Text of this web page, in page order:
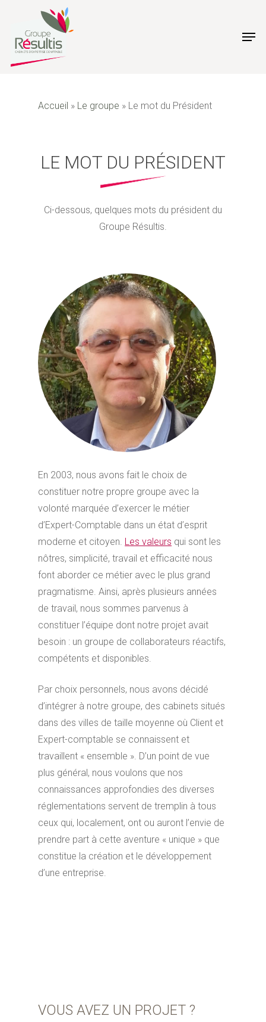
main
Accueil » Le groupe » Le mot du Président
LE MOT DU PRÉSIDENT
Ci-dessous, quelques mots du président du
Groupe Résultis.
En 2003, nous avons fait le choix de
constituer notre propre groupe avec la
volonté marquée d’exercer le métier
d’Expert-Comptable dans un état d’esprit
moderne et citoyen. Les valeurs qui sont les
nôtres, simplicité, travail et efficacité nous
font aborder ce métier avec le plus grand
pragmatisme. Ainsi, après plusieurs années
de travail, nous sommes parvenus à
constituer l’équipe dont notre projet avait
besoin : un groupe de collaborateurs réactifs,
compétents et disponibles.
Par choix personnels, nous avons décidé
d’intégrer à notre groupe, des cabinets situés
dans des villes de taille moyenne où Client et
Expert-comptable se connaissent et
travaillent « ensemble ». D’un point de vue
plus général, nous voulons que nos
connaissances approfondies des diverses
réglementations servent de tremplin à tous
ceux qui, localement, ont ou auront l’envie de
prendre part à cette aventure « unique » que
constitue la création et le développement
d’une entreprise.
VOUS AVEZ UN PROJET ?